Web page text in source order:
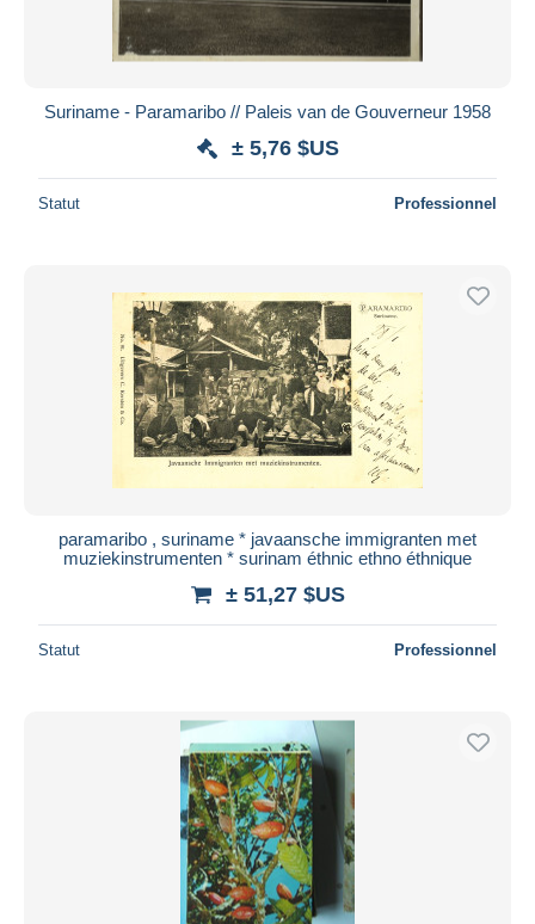
Suriname - Paramaribo // Paleis van de Gouverneur 1958
± 5,76 $US
Statut Professionnel
paramaribo , suriname * javaansche immigranten met
muziekinstrumenten * surinam éthnic ethno éthnique
± 51,27 $US
Statut Professionnel